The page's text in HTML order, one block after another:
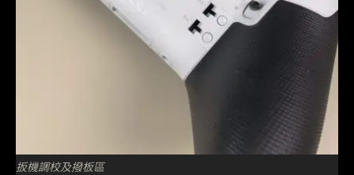
扳機調校及撥板區